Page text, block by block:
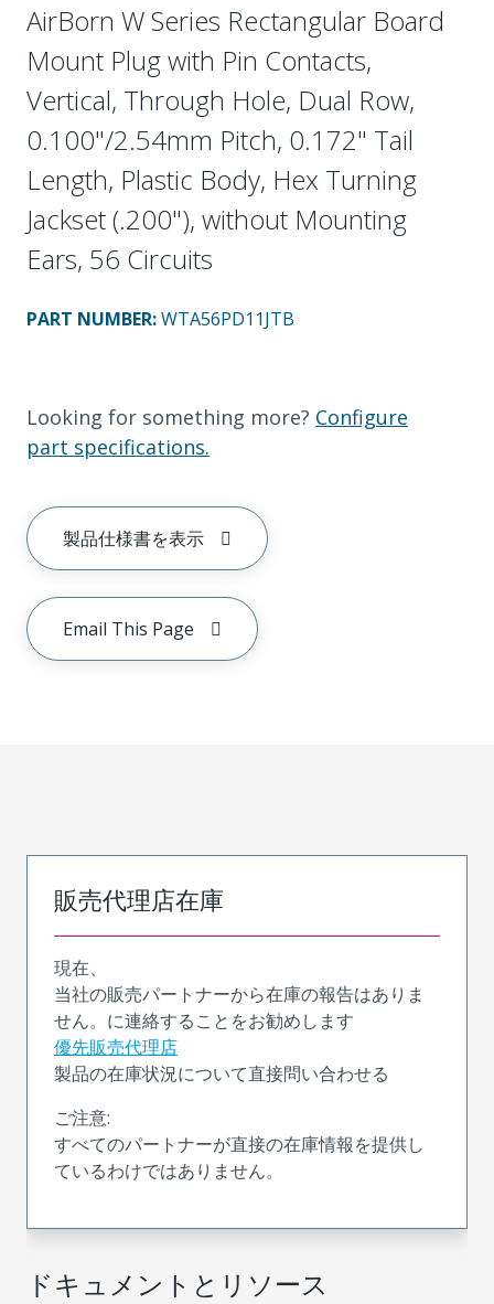
AirBorn W Series Rectangular Board
Mount Plug with Pin Contacts,
Vertical, Through Hole, Dual Row,
0.100"/2.54mm Pitch, 0.172" Tail
Length, Plastic Body, Hex Turning
Jackset (.200"), without Mounting
Ears, 56 Circuits
PART NUMBER:WTA56PD11JTB
Looking for something more? Configure
part specifications.
製品仕様書を表示
Email This Page
ドキュメントとリソース
販売代理店在庫
現在、
当社の販売パートナーから在庫の報告はありま
せん。に連絡することをお勧めします
優先販売代理店
製品の在庫状況について直接問い合わせる
ご注意:
すべてのパートナーが直接の在庫情報を提供し
ているわけではありません。